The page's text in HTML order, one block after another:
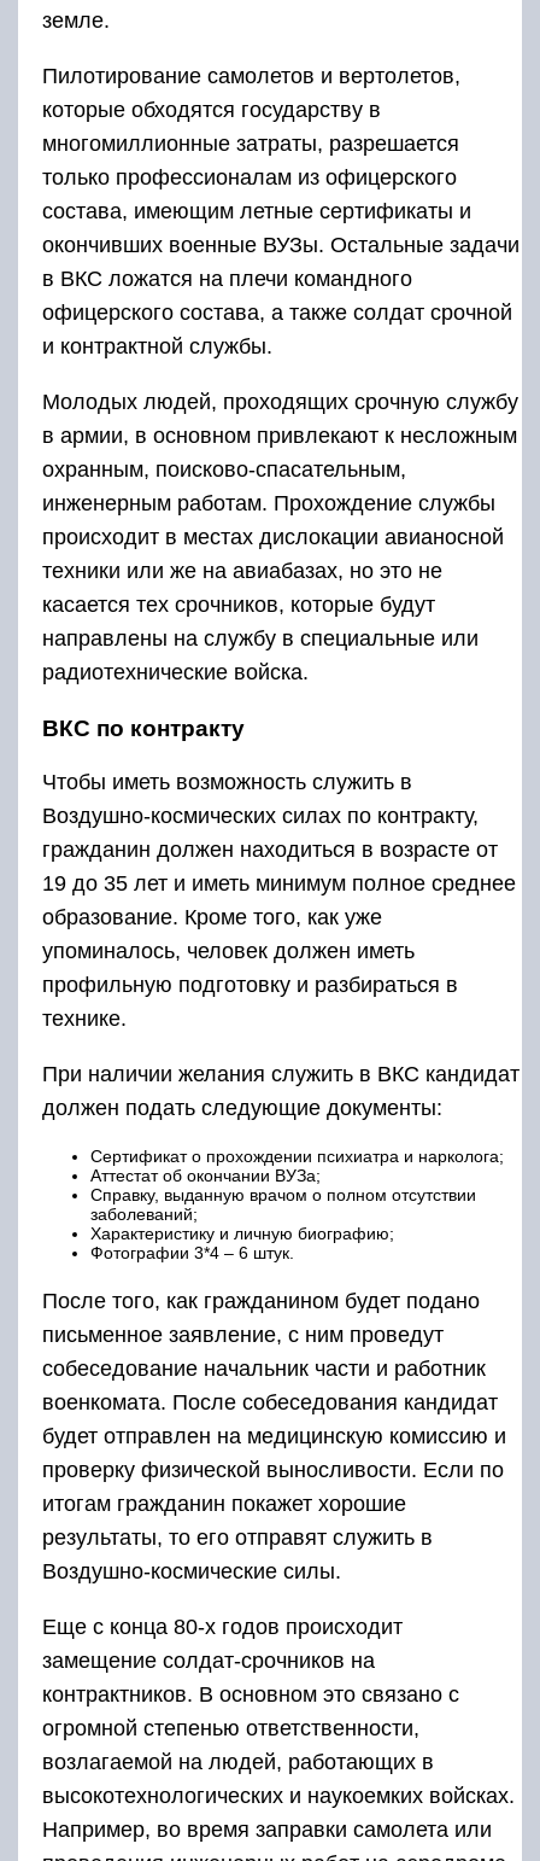
земле.
Пилотирование самолетов и вертолетов,
которые обходятся государству в
многомиллионные затраты, разрешается
только профессионалам из офицерского
состава, имеющим летные сертификаты и
окончивших военные ВУЗы. Остальные задачи
в ВКС ложатся на плечи командного
офицерского состава, а также солдат срочной
и контрактной службы.
Молодых людей, проходящих срочную службу
в армии, в основном привлекают к несложным
охранным, поисково-спасательным,
инженерным работам. Прохождение службы
происходит в местах дислокации авианосной
техники или же на авиабазах, но это не
касается тех срочников, которые будут
направлены на службу в специальные или
радиотехнические войска.
ВКС по контракту
Чтобы иметь возможность служить в
Воздушно-космических силах по контракту,
гражданин должен находиться в возрасте от
19 до 35 лет и иметь минимум полное среднее
образование. Кроме того, как уже
упоминалось, человек должен иметь
профильную подготовку и разбираться в
технике.
При наличии желания служить в ВКС кандидат
должен подать следующие документы:
Сертификат о прохождении психиатра и нарколога;
Аттестат об окончании ВУЗа;
Справку, выданную врачом о полном отсутствии
заболеваний;
Характеристику и личную биографию;
Фотографии 3*4 – 6 штук.
После того, как гражданином будет подано
письменное заявление, с ним проведут
собеседование начальник части и работник
военкомата. После собеседования кандидат
будет отправлен на медицинскую комиссию и
проверку физической выносливости. Если по
итогам гражданин покажет хорошие
результаты, то его отправят служить в
Воздушно-космические силы.
Еще с конца 80-х годов происходит
замещение солдат-срочников на
контрактников. В основном это связано с
огромной степенью ответственности,
возлагаемой на людей, работающих в
высокотехнологических и наукоемких войсках.
Например, во время заправки самолета или